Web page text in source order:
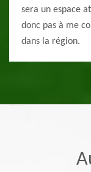
sera un espace
donc pas à me
dans la région.